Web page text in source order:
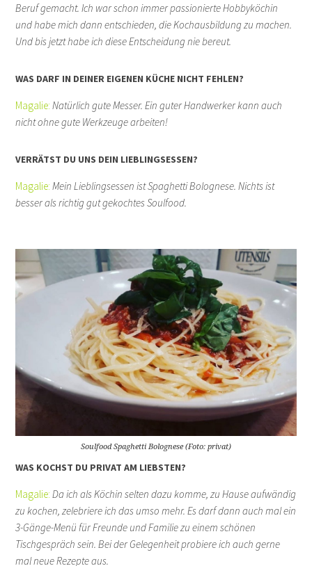
Beruf gemacht. Ich war schon immer passionierte Hobbyköchin
und habe mich dann entschieden, die Kochausbildung zu machen.
Und bis jetzt habe ich diese Entscheidung nie bereut.
WAS DARF IN DEINER EIGENEN KÜCHE NICHT FEHLEN?
Magalie: Natürlich gute Messer. Ein guter Handwerker kann auch
nicht ohne gute Werkzeuge arbeiten!
VERRÄTST DU UNS DEIN LIEBLINGSESSEN?
Magalie:Mein Lieblingsessen ist Spaghetti Bolognese. Nichts ist
besser als richtig gut gekochtes Soulfood.
Soulfood Spaghetti Bolognese (Foto: privat)
WAS KOCHST DU PRIVAT AM LIEBSTEN?
Magalie:Da ich als Köchin selten dazu komme, zu Hause aufwändig
zu kochen, zelebriere ich das umso mehr. Es darf dann auch mal ein
3-Gänge-Menü für Freunde und Familie zu einem schönen
Tischgespräch sein. Bei der Gelegenheit probiere ich auch gerne
mal neue Rezepte aus.